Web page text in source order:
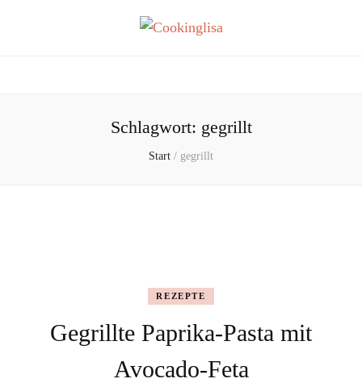
Schlagwort: gegrillt
Start / gegrillt
REZEPTE
Gegrillte Paprika-Pasta mit
Avocado-Feta